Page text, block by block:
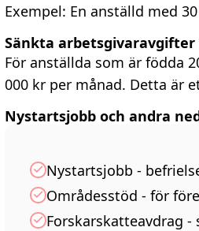
Exempel: En anställd med
Sänkta arbetsgivaravgifter
För anställda som är födda
000 kr per månad. Detta är
Nystartsjobb och andra
Nystartsjobb -
Områdesstöd - för
Forskarskatteavdrag